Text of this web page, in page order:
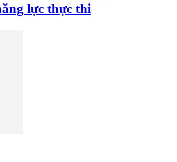
lực thực thi